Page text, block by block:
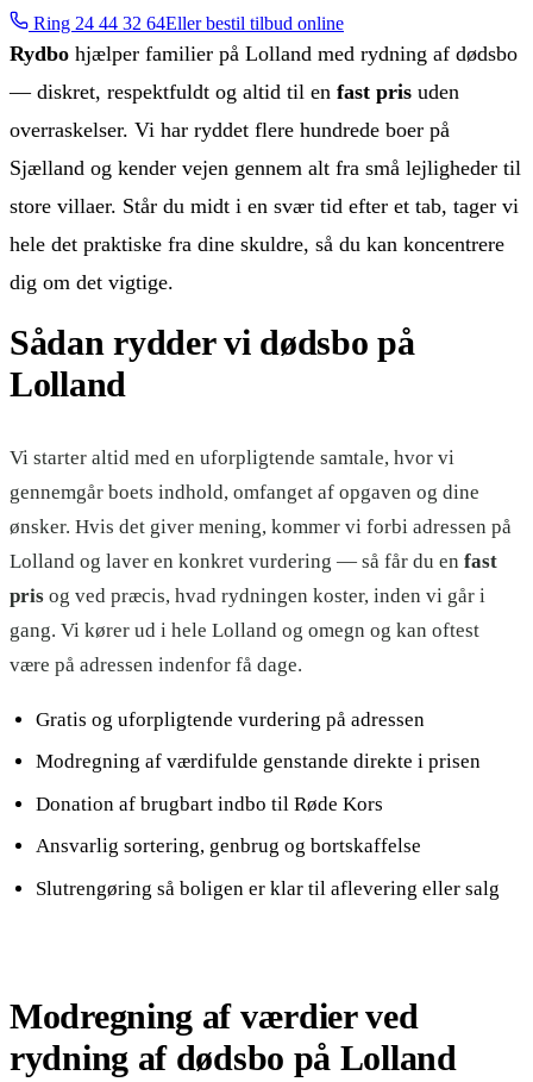
Ring 24 44 32 64Eller bestil tilbud online
Rydbo hjælper familier på Lolland med rydning af dødsbo
— diskret, respektfuldt og altid til en fast pris uden
overraskelser. Vi har ryddet flere hundrede boer på
Sjælland og kender vejen gennem alt fra små lejligheder til
store villaer. Står du midt i en svær tid efter et tab, tager vi
hele det praktiske fra dine skuldre, så du kan koncentrere
dig om det vigtige.
Sådan rydder vi dødsbo på
Lolland
Vi starter altid med en uforpligtende samtale, hvor vi
gennemgår boets indhold, omfanget af opgaven og dine
ønsker. Hvis det giver mening, kommer vi forbi adressen på
Lolland og laver en konkret vurdering — så får du en fast
pris og ved præcis, hvad rydningen koster, inden vi går i
gang. Vi kører ud i hele Lolland og omegn og kan oftest
være på adressen indenfor få dage.
Gratis og uforpligtende vurdering på adressen
Modregning af værdifulde genstande direkte i prisen
Donation af brugbart indbo til Røde Kors
Ansvarlig sortering, genbrug og bortskaffelse
Slutrengøring så boligen er klar til aflevering eller salg
Modregning af værdier ved
rydning af dødsbo på Lolland